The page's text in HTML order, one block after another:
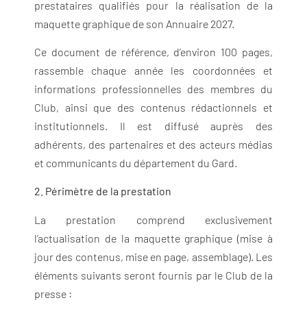
prestataires qualifiés pour la réalisation de la
maquette graphique de son Annuaire 2027.
Ce document de référence, d’environ 100 pages,
rassemble chaque année les coordonnées et
informations professionnelles des membres du
Club, ainsi que des contenus rédactionnels et
institutionnels. Il est diffusé auprès des
adhérents, des partenaires et des acteurs médias
et communicants du département du Gard.
2. Périmètre de la prestation
La prestation comprend exclusivement
l’actualisation de la maquette graphique (mise à
jour des contenus, mise en page, assemblage). Les
éléments suivants seront fournis par le Club de la
presse :